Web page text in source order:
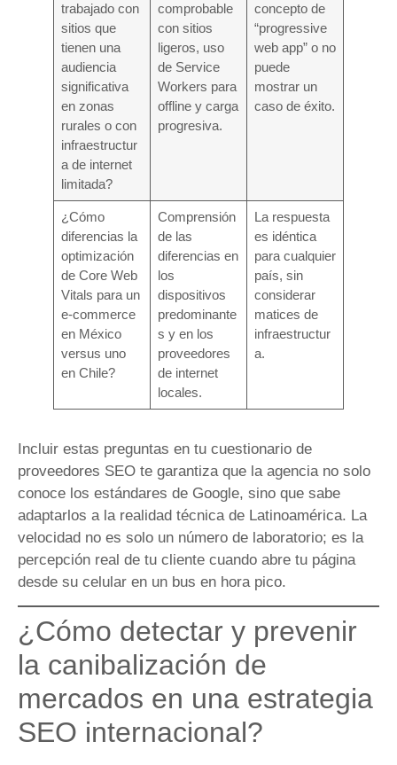
trabajado con
sitios que
tienen una
audiencia
significativa
en zonas
rurales o con
infraestructur
a de internet
limitada?
comprobable
con sitios
ligeros, uso
de Service
Workers para
offline y carga
progresiva.
concepto de
“progressive
web app” o no
puede
mostrar un
caso de éxito.
¿Cómo
diferencias la
optimización
de Core Web
Vitals para un
e-commerce
en México
versus uno
en Chile?
Comprensión
de las
diferencias en
los
dispositivos
predominante
s y en los
proveedores
de internet
locales.
La respuesta
es idéntica
para cualquier
país, sin
considerar
matices de
infraestructur
a.
Incluir estas preguntas en tu cuestionario de
proveedores SEO te garantiza que la agencia no solo
conoce los estándares de Google, sino que sabe
adaptarlos a la realidad técnica de Latinoamérica. La
velocidad no es solo un número de laboratorio; es la
percepción real de tu cliente cuando abre tu página
desde su celular en un bus en hora pico.
¿Cómo detectar y prevenir
la canibalización de
mercados en una estrategia
SEO internacional?